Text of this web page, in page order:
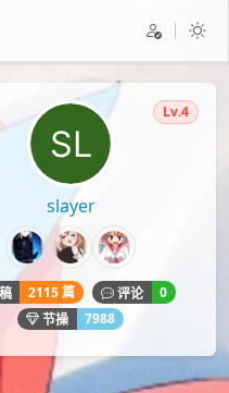
slayer
Lv.4
2115 篇 评论
0
节操
7988